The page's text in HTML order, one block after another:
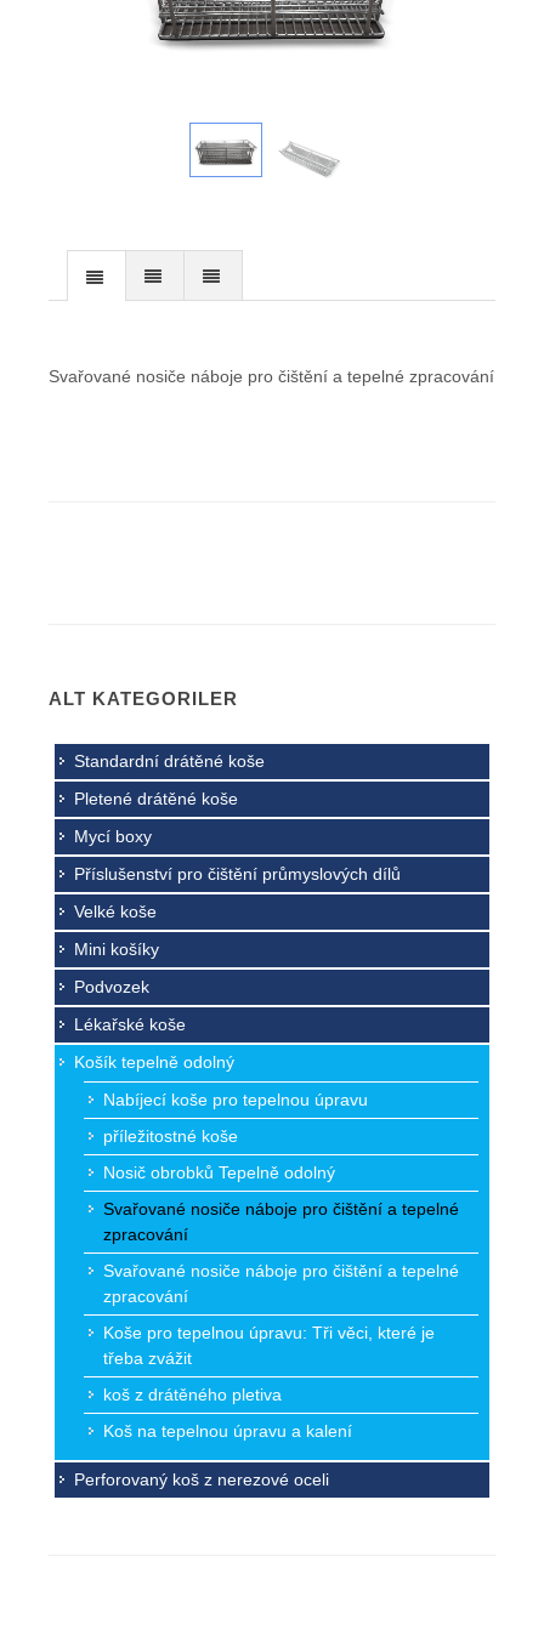
Svařované nosiče náboje pro čištění a tepelné zpracování
ALT KATEGORILER
Standardní drátěné koše
Pletené drátěné koše
Mycí boxy
Příslušenství pro čištění průmyslových dílů
Velké koše
Mini košíky
Podvozek
Lékařské koše
Košík tepelně odolný
Nabíjecí koše pro tepelnou úpravu
příležitostné koše
Nosič obrobků Tepelně odolný
Svařované nosiče náboje pro čištění a tepelné
zpracování
Svařované nosiče náboje pro čištění a tepelné
zpracování
Koše pro tepelnou úpravu: Tři věci, které je
třeba zvážit
koš z drátěného pletiva
Koš na tepelnou úpravu a kalení
Perforovaný koš z nerezové oceli